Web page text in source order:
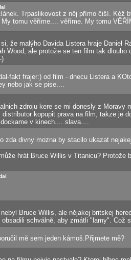
Trpaslikovost z něj přímo čiší. Kéž
My tomu věříme.... věříme. My tomu
že malýho Davida Listera hraje Daniel
Wood, ale protože se ten film tak dlouho
)
fakt frajer:) od film - dnecu Listera a
nebo jak se pise....
zdroju kere se mi donesly z Moravy
distributor kopupit prava na film, takze je
v kinech.... slava....
zda divny mozna by stacilo ukazat
hrát Bruce Willis v Titanicu? Protože
Bruce Willis, ale nějakej britskej
obsadili schválně, aby zmátli "lamy". Což
mě sem jeden kámoš.Přijmete mě?